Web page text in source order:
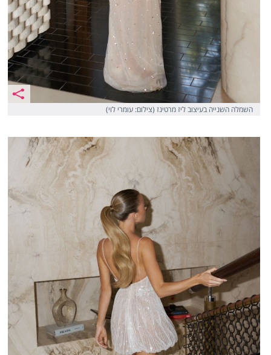
השמלה השנייה בעיצוב ליז מרטינז (צילום: עומרי לוי)